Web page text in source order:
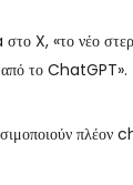
X, «το νέο
από το ChatGPT».